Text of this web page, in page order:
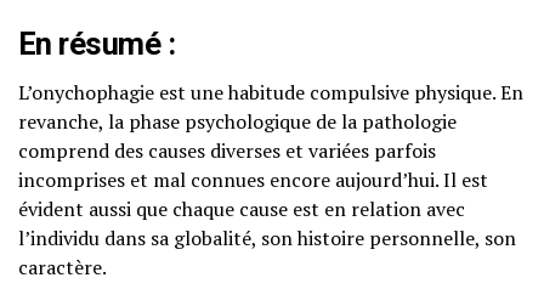
En résumé :
L’onychophagie est une habitude compulsive physique. En
revanche, la phase psychologique de la pathologie
comprend des causes diverses et variées parfois
incomprises et mal connues encore aujourd’hui. Il est
évident aussi que chaque cause est en relation avec
l’individu dans sa globalité, son histoire personnelle, son
caractère.